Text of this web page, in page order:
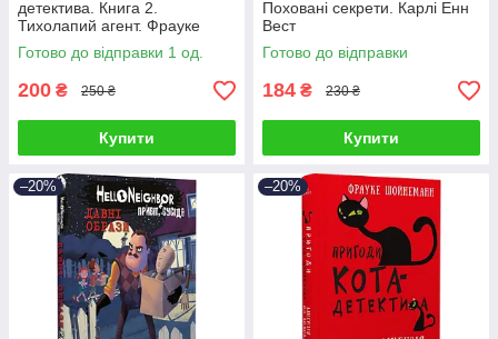
детектива. Книга 2.
Тихолапий агент. Фрауке
Шойнеманн
Готово до відправки 1 од.
200 ₴ 250 ₴
Купити
Поховані секрети. Карлі Енн
Вест
Готово до відправки
184 ₴ 230 ₴
Купити
–20% –20%